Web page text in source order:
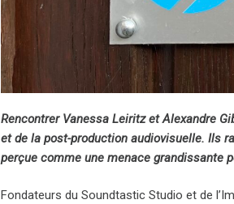
Rencontrer Vanessa Leiritz et Alexandre
et de la post-production audiovisuelle. Ils
perçue comme une menace grandissante
Fondateurs du Soundtastic Studio et de